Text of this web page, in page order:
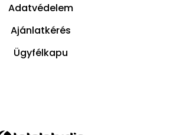
Adatvédelem
Ajánlatkérés
Ügyfélkapu